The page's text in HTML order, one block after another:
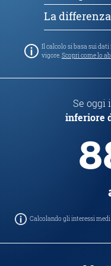
La differenza
Il calcolo si basa sui
vigore.Scopri come lo
Se oggi
inferiore
Calcolando gli interessi